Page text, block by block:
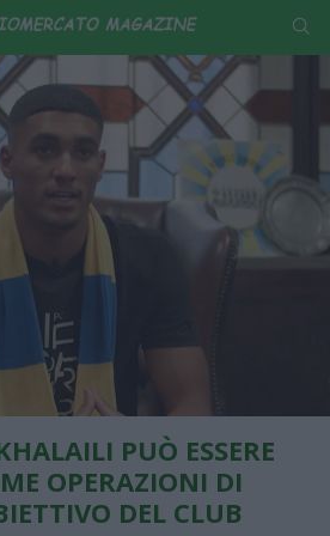
PUÒ ESSERE
OPERAZIONI DI
DEL CLUB